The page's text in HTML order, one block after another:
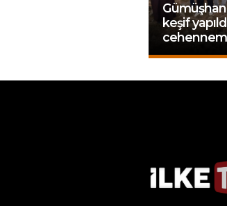
keşif